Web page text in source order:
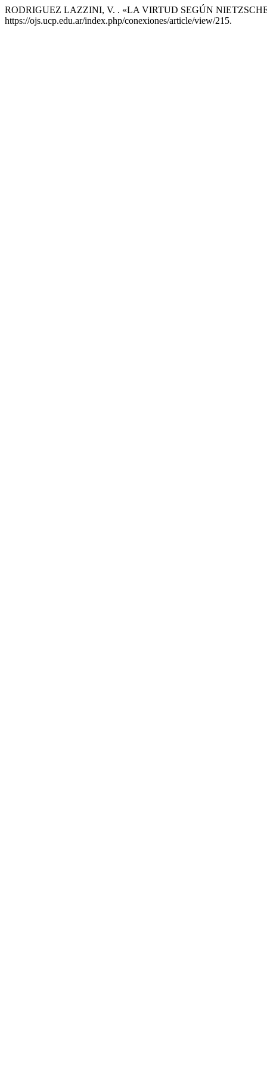
RODRIGUEZ LAZZINI, V. . «LA VIRTUD SEGÚN
https://ojs.ucp.edu.ar/index.php/conexiones/article/view/215.